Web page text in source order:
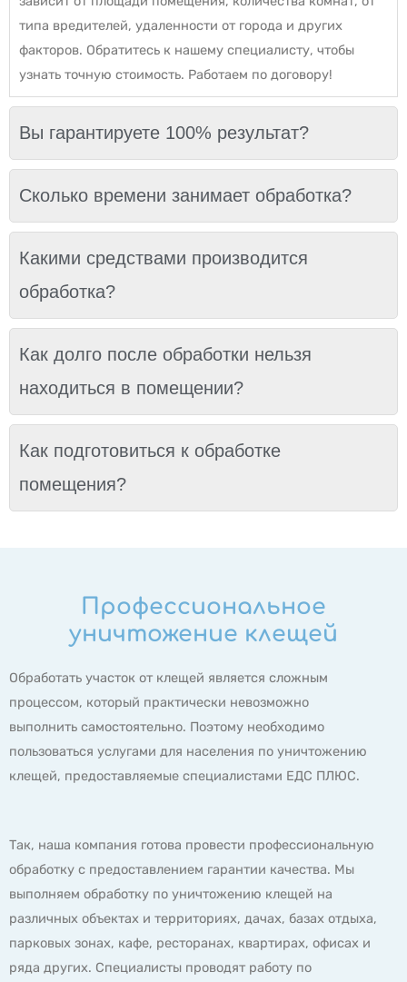
типа вредителей, удаленности от города и других
факторов. Обратитесь к нашему специалисту, чтобы
узнать точную стоимость. Работаем по договору!
Вы гарантируете 100% результат?
Сколько времени занимает обработка?
Какими средствами производится
обработка?
Как долго после обработки нельзя
находиться в помещении?
Как подготовиться к обработке
помещения?
Профессиональное
уничтожение клещей
Обработать участок от клещей является сложным
процессом, который практически невозможно
выполнить самостоятельно. Поэтому необходимо
пользоваться услугами для населения по уничтожению
клещей, предоставляемые специалистами ЕДС ПЛЮС.
Так, наша компания готова провести профессиональную
обработку с предоставлением гарантии качества. Мы
выполняем обработку по уничтожению клещей на
различных объектах и территориях, дачах, базах отдыха,
парковых зонах, кафе, ресторанах, квартирах, офисах и
ряда других. Специалисты проводят работу по